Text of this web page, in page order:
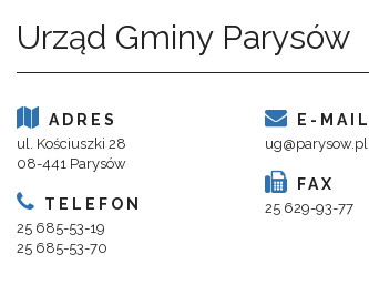
Urząd Gminy Parysów
ADRES
ul. Kościuszki 28
08-441 Parysów
TELEFON
25 685-53-19
25 685-53-70
E-MAIL
ug@parysow.pl
FAX
25 629-93-77